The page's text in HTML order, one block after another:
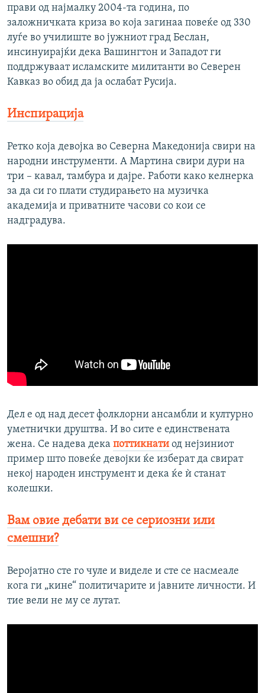
прави од најмалку 2004-та година, по
заложничката криза во која загинаа повеќе од 330
луѓе во училиште во јужниот град Беслан,
инсинуирајќи дека Вашингтон и Западот ги
поддржуваат исламските милитанти во Северен
Кавказ во обид да ја ослабат Русија.
Инспирација
Ретко која девојка во Северна Македонија свири на
народни инструменти. А Мартина свири дури на
три – кавал, тамбура и дајре. Работи како келнерка
за да си го плати студирањето на музичка
академија и приватните часови со кои се
надградува.
Дел е од над десет фолклорни ансамбли и културно
уметнички друштва. И во сите е единствената
жена. Се надева дека поттикнати од нејзиниот
пример што повеќе девојки ќе изберат да свират
некој народен инструмент и дека ќе ѝ станат
колешки.
Вам овие дебати ви се сериозни или
смешни?
Веројатно сте го чуле и виделе и сте се насмеале
кога ги „кине“ политичарите и јавните личности. И
тие вели не му се лутат.